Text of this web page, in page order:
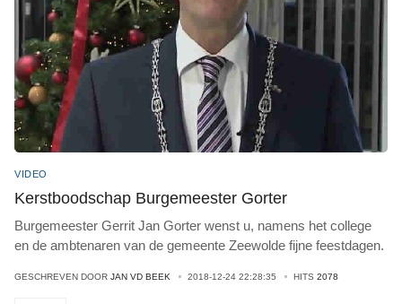
VIDEO
Kerstboodschap Burgemeester Gorter
Burgemeester Gerrit Jan Gorter wenst u, namens het college
en de ambtenaren van de gemeente Zeewolde fijne feestdagen.
GESCHREVEN DOOR JAN VD BEEK 2018-12-24 22:28:35 HITS 2078